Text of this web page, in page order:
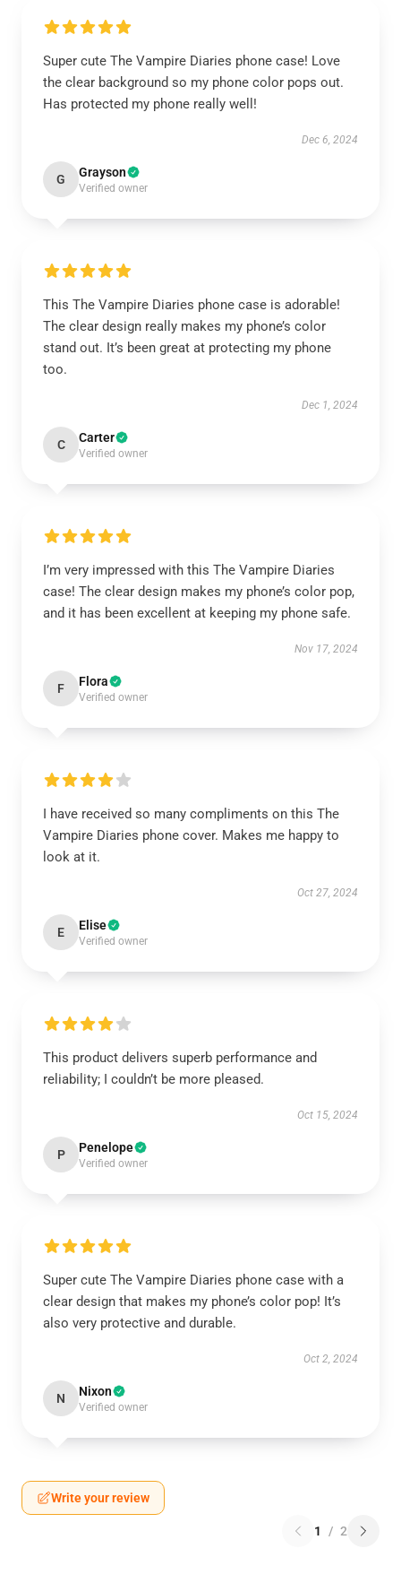
Super cute The Vampire Diaries phone case! Love
the clear background so my phone color pops out.
Has protected my phone really well!
Dec 6, 2024
G Grayson
Verified owner
This The Vampire Diaries phone case is adorable!
The clear design really makes my phone’s color
stand out. It’s been great at protecting my phone
too.
Dec 1, 2024
C Carter
Verified owner
I’m very impressed with this The Vampire Diaries
case! The clear design makes my phone’s color pop,
and it has been excellent at keeping my phone safe.
Nov 17, 2024
F Flora
Verified owner
I have received so many compliments on this The
Vampire Diaries phone cover. Makes me happy to
look at it.
Oct 27, 2024
E Elise
Verified owner
This product delivers superb performance and
reliability; I couldn’t be more pleased.
Oct 15, 2024
P Penelope
Verified owner
Super cute The Vampire Diaries phone case with a
clear design that makes my phone’s color pop! It’s
also very protective and durable.
Oct 2, 2024
N Nixon
Verified owner
Write your review
1 / 2